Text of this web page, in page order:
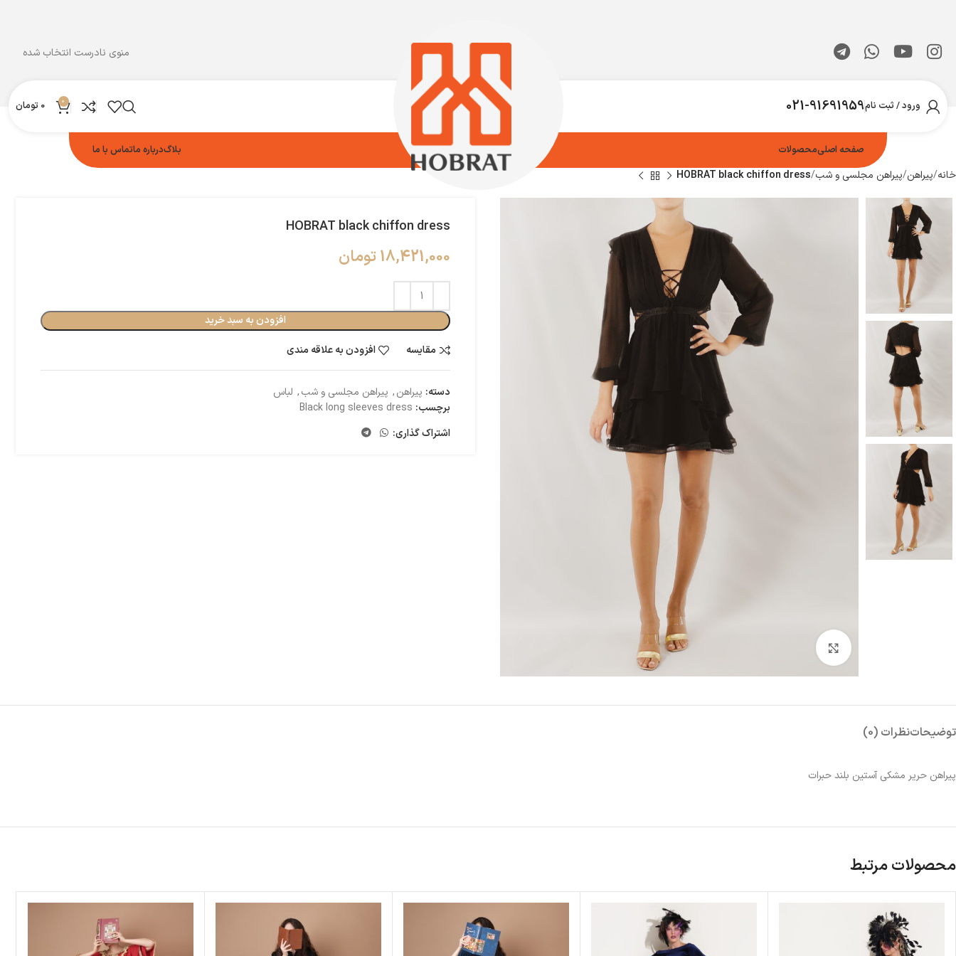
منوی نادرست انتخاب شده
ورود / ثبت نام021-91691959
0
0 تومان
صفحه اصلیمحصولات بلاگدرباره ماتماس با ما
خانه پیراهن پیراهن مجلسی و شب HOBRAT black chiffon dress
HOBRAT black chiffon dress
18,421,000تومان
افزودن به سبد خرید
مقایسه
افزودن به علاقه مندی
دسته: پیراهن, پیراهن مجلسی و شب, لباس
برچسب: Black long sleeves dress
اشتراک گذاری:
توضیحاتنظرات (0)
پیراهن حریر مشکی آستین بلند حبرات
محصولات مرتبط